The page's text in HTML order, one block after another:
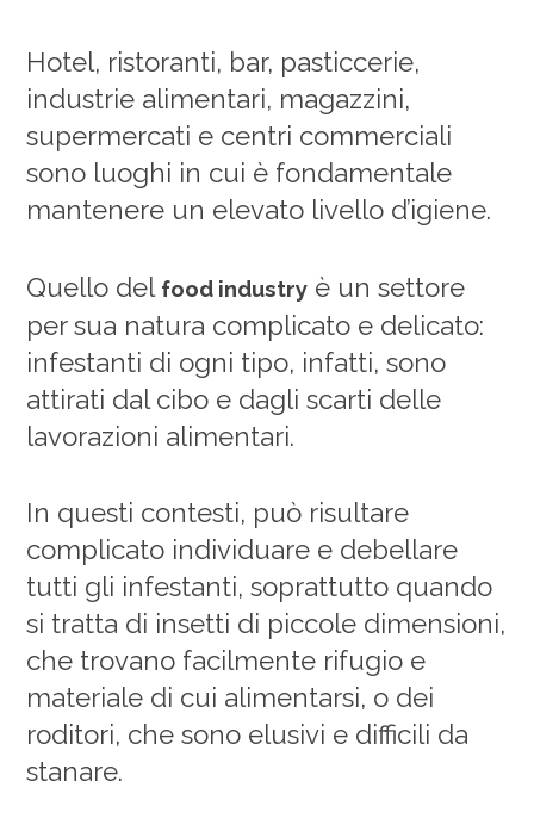
Hotel, ristoranti, bar, pasticcerie,
industrie alimentari, magazzini,
supermercati e centri commerciali
sono luoghi in cui è fondamentale
mantenere un elevato livello d’igiene.
Quello del food industry è un settore
per sua natura complicato e delicato:
infestanti di ogni tipo, infatti, sono
attirati dal cibo e dagli scarti delle
lavorazioni alimentari.
In questi contesti, può risultare
complicato individuare e debellare
tutti gli infestanti, soprattutto quando
si tratta di insetti di piccole dimensioni,
che trovano facilmente rifugio e
materiale di cui alimentarsi, o dei
roditori, che sono elusivi e difficili da
stanare.